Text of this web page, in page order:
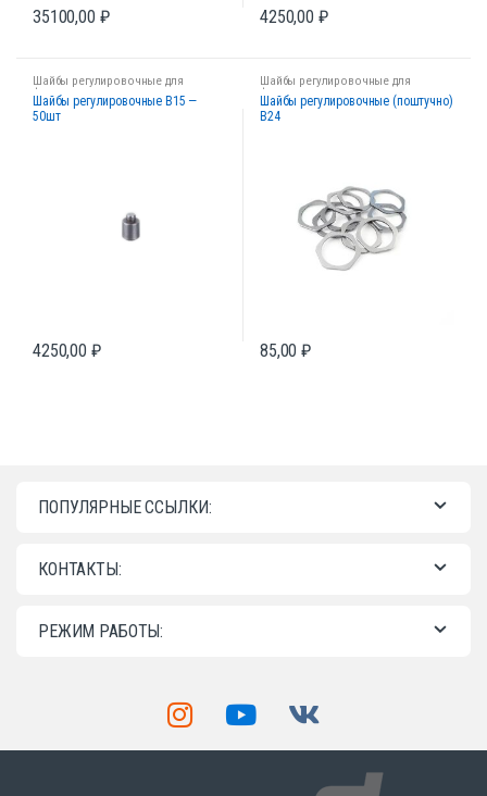
35100,00 ₽ 4250,00 ₽
Шайбы регулировочные для
форсунок
Шайбы регулировочные B15 —
50шт
4250,00 ₽
Шайбы регулировочные для
форсунок
Шайбы регулировочные (поштучно)
B24
85,00₽
ПОПУЛЯРНЫЕ ССЫЛКИ:
КОНТАКТЫ:
РЕЖИМ РАБОТЫ: